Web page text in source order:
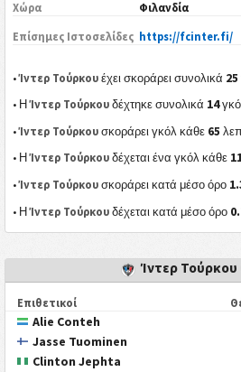
Χώρα Φιλανδία
Επίσημες Ιστοσελίδες https://fcinter.fi/
•Ίντερ Τούρκου έχει σκοράρει συνολικά 25
• ΗΊντερ Τούρκου δέχτηκε συνολικά 14
•Ίντερ Τούρκου σκοράρει γκόλ κάθε 65
• ΗΊντερ Τούρκου δέχεται ένα γκόλ κάθε
•Ίντερ Τούρκου σκοράρει κατά μέσο όρο
• ΗΊντερ Τούρκου δέχεται κατά μέσο όρο
Ίντερ
Επιθετικοί
Alie Conteh
Jasse Tuominen
Clinton Jephta